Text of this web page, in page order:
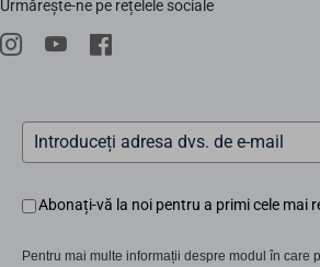
Trust Center
Evenimente
Repair Service
Urmărește-ne pe rețelele sociale
Abonați-vă la noi pentru a primi cele mai
Pentru mai multe informații despre modul în care